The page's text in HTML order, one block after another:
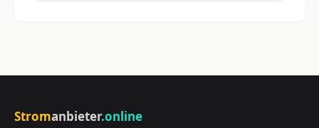
Stromanbieter.online